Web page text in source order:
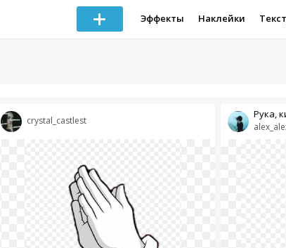
Эффекты Наклейки
crystal_castlest
Рука,